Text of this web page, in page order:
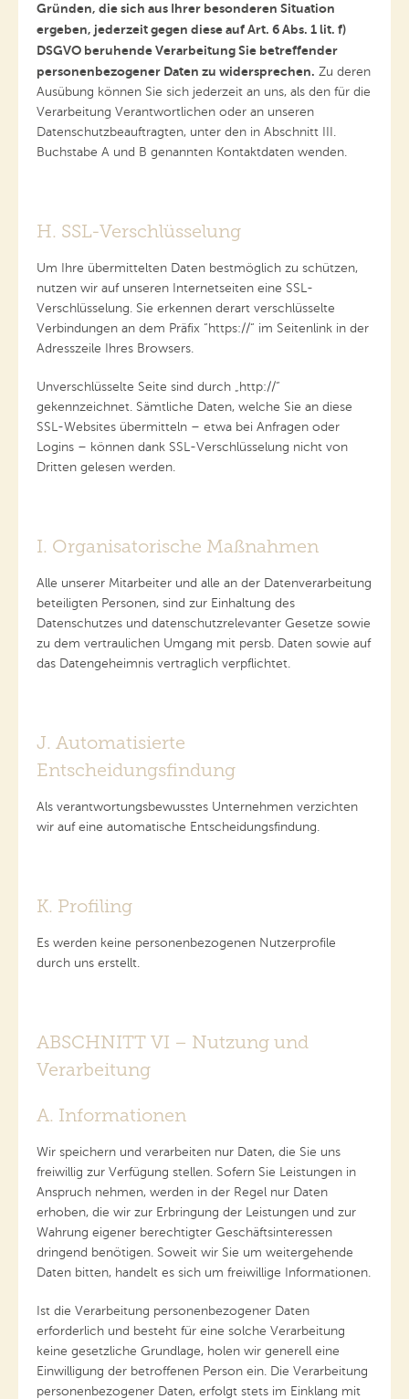
Gründen, die sich aus Ihrer besonderen Situation
ergeben, jederzeit gegen diese auf Art. 6 Abs. 1 lit. f)
DSGVO beruhende Verarbeitung Sie betreffender
personenbezogener Daten zu widersprechen. Zu deren
Ausübung können Sie sich jederzeit an uns, als den für die
Verarbeitung Verantwortlichen oder an unseren
Datenschutzbeauftragten, unter den in Abschnitt III.
Buchstabe A und B genannten Kontaktdaten wenden.
H. SSL-Verschlüsselung
Um Ihre übermittelten Daten bestmöglich zu schützen,
nutzen wir auf unseren Internetseiten eine SSL-
Verschlüsselung. Sie erkennen derart verschlüsselte
Verbindungen an dem Präfix “https://“ im Seitenlink in der
Adresszeile Ihres Browsers.
Unverschlüsselte Seite sind durch „http://“
gekennzeichnet. Sämtliche Daten, welche Sie an diese
SSL-Websites übermitteln – etwa bei Anfragen oder
Logins – können dank SSL-Verschlüsselung nicht von
Dritten gelesen werden.
I. Organisatorische Maßnahmen
Alle unserer Mitarbeiter und alle an der Datenverarbeitung
beteiligten Personen, sind zur Einhaltung des
Datenschutzes und datenschutzrelevanter Gesetze sowie
zu dem vertraulichen Umgang mit persb. Daten sowie auf
das Datengeheimnis vertraglich verpflichtet.
J. Automatisierte
Entscheidungsfindung
Als verantwortungsbewusstes Unternehmen verzichten
wir auf eine automatische Entscheidungsfindung.
K. Profiling
Es werden keine personenbezogenen Nutzerprofile
durch uns erstellt.
ABSCHNITT VI – Nutzung und
Verarbeitung
A. Informationen
Wir speichern und verarbeiten nur Daten, die Sie uns
freiwillig zur Verfügung stellen. Sofern Sie Leistungen in
Anspruch nehmen, werden in der Regel nur Daten
erhoben, die wir zur Erbringung der Leistungen und zur
Wahrung eigener berechtigter Geschäftsinteressen
dringend benötigen. Soweit wir Sie um weitergehende
Daten bitten, handelt es sich um freiwillige Informationen.
Ist die Verarbeitung personenbezogener Daten
erforderlich und besteht für eine solche Verarbeitung
keine gesetzliche Grundlage, holen wir generell eine
Einwilligung der betroffenen Person ein. Die Verarbeitung
personenbezogener Daten, erfolgt stets im Einklang mit